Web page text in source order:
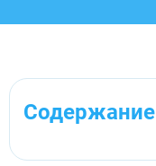
Содержание